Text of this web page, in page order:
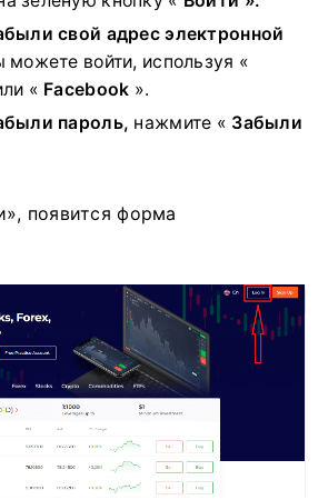
свой адрес электронной
можете войти, используя «
« Facebook ».
пароль, нажмите « Забыли
появится форма